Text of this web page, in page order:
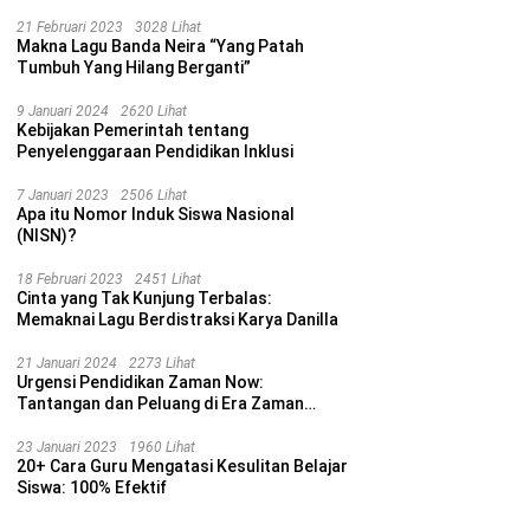
21 Februari 2023 3028 Lihat
Makna Lagu Banda Neira “Yang Patah
Tumbuh Yang Hilang Berganti”
9 Januari 2024 2620 Lihat
Kebijakan Pemerintah tentang
Penyelenggaraan Pendidikan Inklusi
7 Januari 2023 2506 Lihat
Apa itu Nomor Induk Siswa Nasional
(NISN)?
18 Februari 2023 2451 Lihat
Cinta yang Tak Kunjung Terbalas:
Memaknai Lagu Berdistraksi Karya Danilla
21 Januari 2024 2273 Lihat
Urgensi Pendidikan Zaman Now:
Tantangan dan Peluang di Era Zaman
23 Januari 2023 1960 Lihat
20+ Cara Guru Mengatasi Kesulitan Belajar
Siswa: 100% Efektif